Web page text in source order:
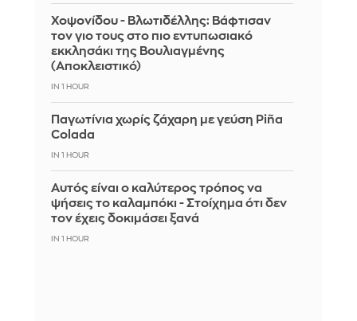
Χοψονίδου - Βλωτιδέλλης: Βάφτισαν
τον γιο τους στο πιο εντυπωσιακό
εκκλησάκι της Βουλιαγμένης
(Αποκλειστικό)
IN 1 HOUR
Παγωτίνια χωρίς ζάχαρη με γεύση Piña
Colada
IN 1 HOUR
Αυτός είναι ο καλύτερος τρόπος να
ψήσεις το καλαμπόκι - Στοίχημα ότι δεν
τον έχεις δοκιμάσει ξανά
IN 1 HOUR